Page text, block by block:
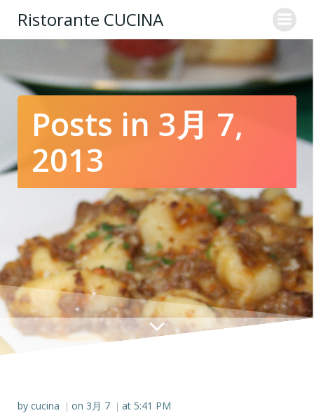
ン
テ
ン
ツ
へ
キ
Ristorante CUCINA
Posts in 3月 7,
2013
by cucina | on 3月 7 | at 5:41 PM